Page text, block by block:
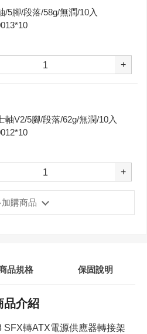
/5腳/段落/58g/無潤/10入
+
軸V2/5腳/段落/62g/無潤/10入
+
加購商品
品規格 保固說明
品介紹
SFX轉ATX電源供應器轉接架